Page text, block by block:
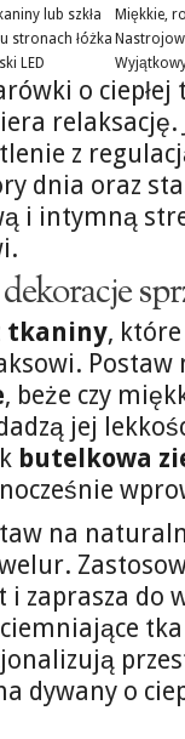
lub szkła
Miękkie,
stronach łóżka
LED
o
z
dnia oraz
i intymną
tkaniny,
Postaw
, beże czy
jej
butelkowa
na
zaprasza do
dywany o